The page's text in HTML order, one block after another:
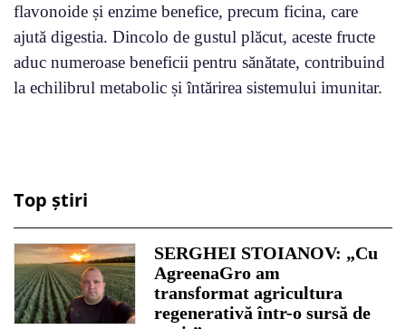
flavonoide și enzime benefice, precum ficina, care
ajută digestia. Dincolo de gustul plăcut, aceste fructe
aduc numeroase beneficii pentru sănătate, contribuind
la echilibrul metabolic și întărirea sistemului imunitar.
Top știri
SERGHEI STOIANOV: „Cu
AgreenaGro am
transformat agricultura
regenerativă într-o sursă de